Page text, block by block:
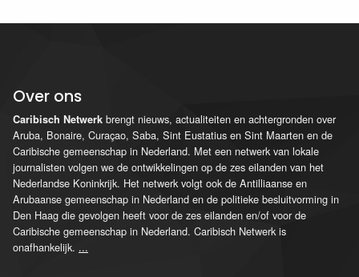
Over ons
Caribisch Netwerk brengt nieuws, actualiteiten en achtergronden over
Aruba, Bonaire, Curaçao, Saba, Sint Eustatius en Sint Maarten en de
Caribische gemeenschap in Nederland. Met een netwerk van lokale
journalisten volgen we de ontwikkelingen op de zes eilanden van het
Nederlandse Koninkrijk. Het netwerk volgt ook de Antilliaanse en
Arubaanse gemeenschap in Nederland en de politieke besluitvorming in
Den Haag die gevolgen heeft voor de zes eilanden en/of voor de
Caribische gemeenschap in Nederland. Caribisch Netwerk is
onafhankelijk. ...